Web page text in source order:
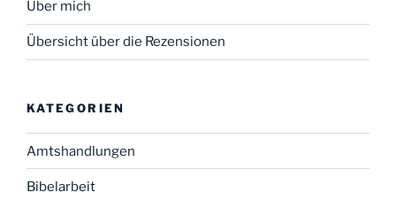
Über mich
Übersicht über die Rezensionen
KATEGORIEN
Amtshandlungen
Bibelarbeit